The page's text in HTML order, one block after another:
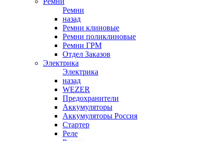
Ремни
назад
Ремни клиновые
Ремни поликлиновые
Ремни ГРМ
Отдел Заказов
Электрика
Электрика
назад
WEZER
Предохранители
Аккумуляторы
Аккумуляторы Россия
Стартер
Реле